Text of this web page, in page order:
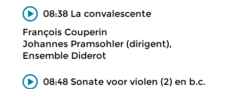
08:38 La convalescente
François Couperin
Johannes Pramsohler (dirigent),
Ensemble Diderot
08:48 Sonate voor violen (2) en b.c.